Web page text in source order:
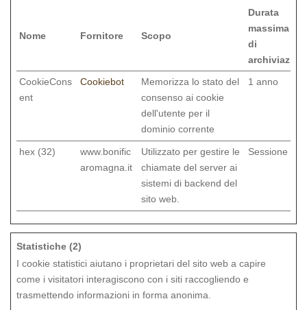
Nome Fornitore Scopo
Durata
massima
di
CookieCons
ent
Cookiebot
Memorizza lo stato del
consenso ai cookie
dell'utente per il
dominio corrente
1 anno
hex (32)
www.bonific
aromagna.it
Utilizzato per gestire le
chiamate del server ai
sistemi di backend del
sito web.
Sessione
Statistiche (2)
I cookie statistici aiutano i proprietari del sito web a capire
come i visitatori interagiscono con i siti raccogliendo e
trasmettendo informazioni in forma anonima.